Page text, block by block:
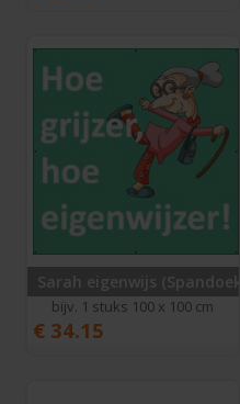
Sarah eigenwijs (Spandoek)
bijv. 1 stuks 100 x 100 cm
€ 34.15